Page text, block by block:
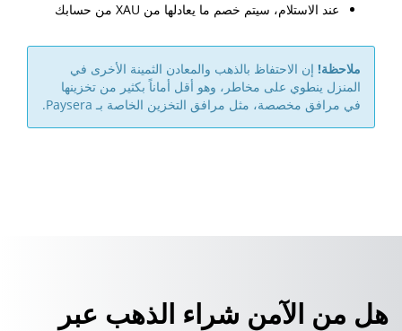
عند الاستلام، سيتم خصم ما يعادلها من XAU من حسابك
ملاحظة! إن الاحتفاظ بالذهب والمعادن الثمينة الأخرى في
المنزل ينطوي على مخاطر، وهو أقل أماناً بكثير من تخزينها
في مرافق مخصصة، مثل مرافق التخزين الخاصة بـ Paysera.
هل من الآمن شراء الذهب عبر